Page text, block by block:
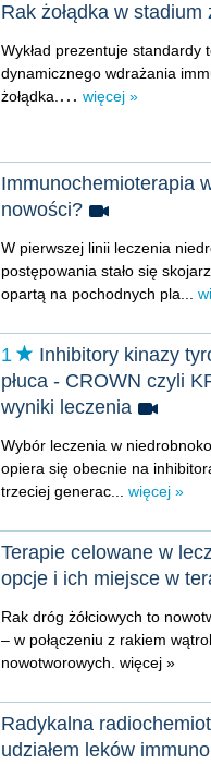
Rak żołądka w
Wykład prezentuje
dynamicznego wdrażania
żołądka. ... więcej »
Immunochemioterapia
nowości?
W pierwszej linii leczenia
postępowania stało się
opartą na pochodnych pla...
1
Inhibitory kinazy
płuca - CROWN czyli
wyniki leczenia
Wybór leczenia w
opiera się obecnie na
trzeciej generac...
więcej »
Terapie celowane w
opcje i ich miejsce w
Rak dróg żółciowych to
– w połączeniu z rakiem
nowotworowych. więcej »
Radykalna
udziałem leków